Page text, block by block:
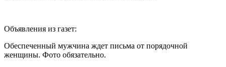
Объявления из газет:
Обеспеченный мужчина ждет письма от порядочной
женщины. Фото обязательно.